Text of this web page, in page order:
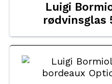
Luigi
rødvinsglas